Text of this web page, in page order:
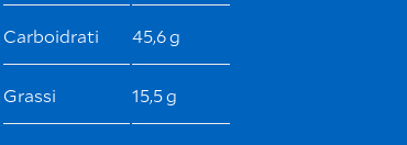
Carboidrati 45,6 g
Grassi 15,5 g